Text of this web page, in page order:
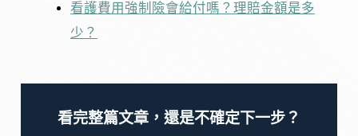
看護費用強制險會給付嗎？理賠金額是多
少？
看完整篇文章，還是不確定下一步？